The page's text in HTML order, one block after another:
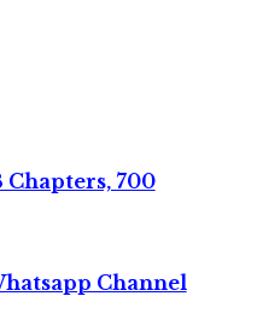
Chapters, 700
Channel